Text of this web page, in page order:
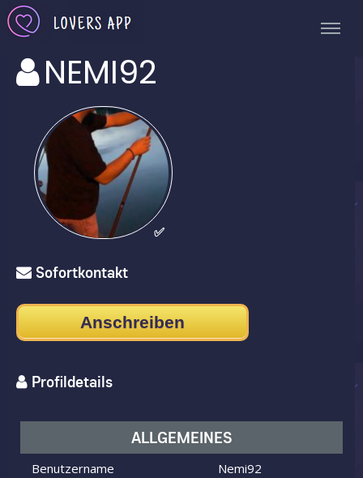
NEMI92
✅
Sofortkontakt
Anschreiben
Profildetails
ALLGEMEINES
Benutzername
Nemi92